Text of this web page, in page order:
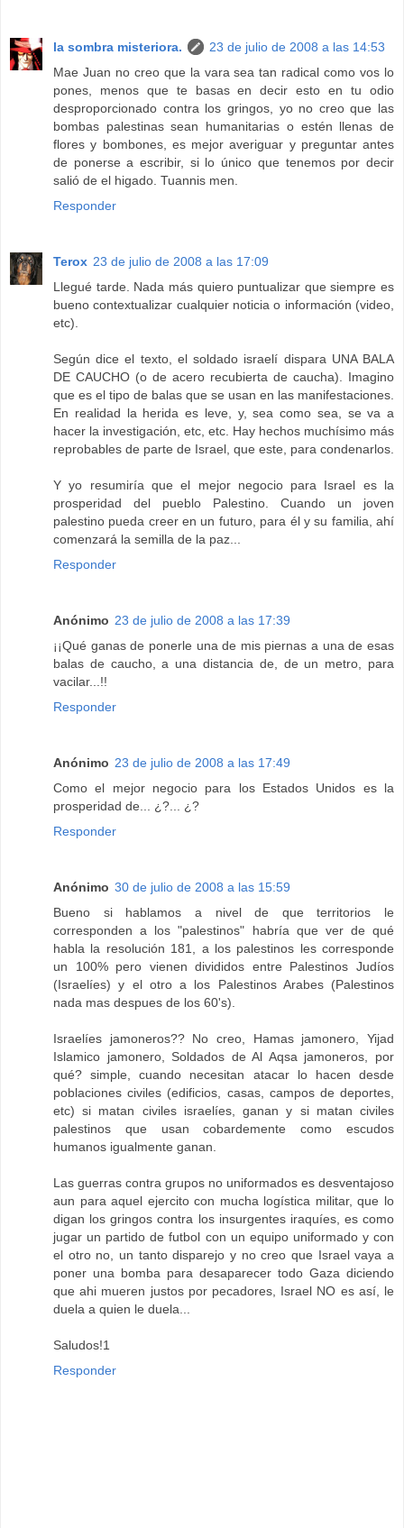
la sombra misteriora.
23 de julio de 2008 a las 14:53
Mae Juan no creo que la vara sea tan radical como vos lo
pones, menos que te basas en decir esto en tu odio
desproporcionado contra los gringos, yo no creo que las
bombas palestinas sean humanitarias o estén llenas de
flores y bombones, es mejor averiguar y preguntar antes
de ponerse a escribir, si lo único que tenemos por decir
salió de el higado. Tuannis men.
Responder
Terox 23 de julio de 2008 a las 17:09
Llegué tarde. Nada más quiero puntualizar que siempre es
bueno contextualizar cualquier noticia o información (video,
etc).
Según dice el texto, el soldado israelí dispara UNA BALA
DE CAUCHO (o de acero recubierta de caucha). Imagino
que es el tipo de balas que se usan en las manifestaciones.
En realidad la herida es leve, y, sea como sea, se va a
hacer la investigación, etc, etc. Hay hechos muchísimo más
reprobables de parte de Israel, que este, para condenarlos.
Y yo resumiría que el mejor negocio para Israel es la
prosperidad del pueblo Palestino. Cuando un joven
palestino pueda creer en un futuro, para él y su familia, ahí
comenzará la semilla de la paz...
Responder
Anónimo 23 de julio de 2008 a las 17:39
¡¡Qué ganas de ponerle una de mis piernas a una de esas
balas de caucho, a una distancia de, de un metro, para
vacilar...!!
Responder
Anónimo 23 de julio de 2008 a las 17:49
Como el mejor negocio para los Estados Unidos es la
prosperidad de... ¿?... ¿?
Responder
Anónimo 30 de julio de 2008 a las 15:59
Bueno si hablamos a nivel de que territorios le
corresponden a los "palestinos" habría que ver de qué
habla la resolución 181, a los palestinos les corresponde
un 100% pero vienen divididos entre Palestinos Judíos
(Israelíes) y el otro a los Palestinos Arabes (Palestinos
nada mas despues de los 60's).
Israelíes jamoneros?? No creo, Hamas jamonero, Yijad
Islamico jamonero, Soldados de Al Aqsa jamoneros, por
qué? simple, cuando necesitan atacar lo hacen desde
poblaciones civiles (edificios, casas, campos de deportes,
etc) si matan civiles israelíes, ganan y si matan civiles
palestinos que usan cobardemente como escudos
humanos igualmente ganan.
Las guerras contra grupos no uniformados es desventajoso
aun para aquel ejercito con mucha logística militar, que lo
digan los gringos contra los insurgentes iraquíes, es como
jugar un partido de futbol con un equipo uniformado y con
el otro no, un tanto disparejo y no creo que Israel vaya a
poner una bomba para desaparecer todo Gaza diciendo
que ahi mueren justos por pecadores, Israel NO es así, le
duela a quien le duela...
Saludos!1
Responder